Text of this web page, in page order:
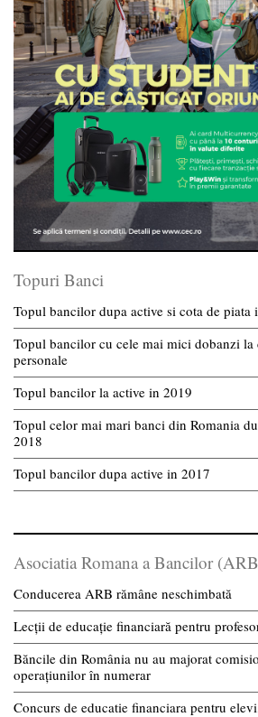
Topuri Banci
Topul bancilor dupa active si cota de piata
Topul bancilor cu cele mai mici dobanzi la
personale
Topul bancilor la active in 2019
Topul celor mai mari banci din Romania
2018
Topul bancilor dupa active in 2017
Asociatia Romana a Bancilor
Conducerea ARB rămâne neschimbată
Lecții de educație financiară pentru
Băncile din România nu au majorat
operațiunilor în numerar
Concurs de educatie financiara pentru